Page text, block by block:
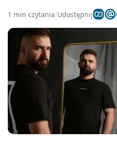
1 min czytania Udostępnij